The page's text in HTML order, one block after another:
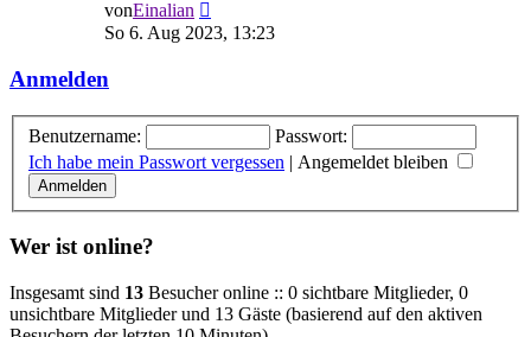
vonEinalian
Beitrag
So 6. Aug 2023, 13:23
Anmelden
Benutzername:
Passwort:
Ich habe mein Passwort vergessen | Angemeldet bleiben
Wer ist online?
Insgesamt sind 13 Besucher online :: 0 sichtbare Mitglieder, 0
unsichtbare Mitglieder und 13 Gäste (basierend auf den aktiven